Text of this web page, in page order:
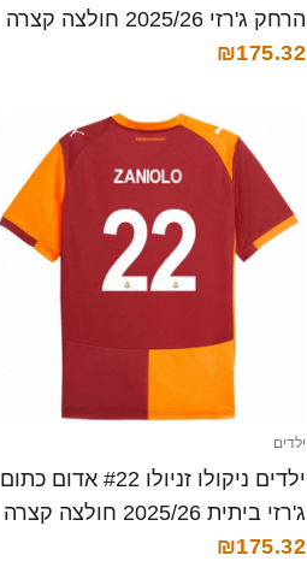
הרחק ג'רזי 2025/26 חולצה קצרה
₪175.32
ילדים
ילדים ניקולו זניולו #22 אדום כתום
ג'רזי ביתית 2025/26 חולצה קצרה
₪175.32